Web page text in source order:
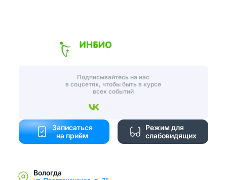
Подписывайтесь на нас
в соцсетях, чтобы быть в курсе
всех событий
Режим для
слабовидящих
Записаться
на приём
Вологда